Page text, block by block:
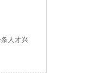
人才兴